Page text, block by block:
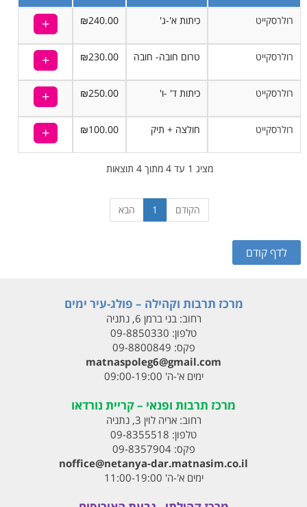
רולרסקייט כיתות א'-ג' ₪240.00
רולרסקייט טרום חובה- חובה ₪230.00
רולרסקייט כיתות ד' -ו' ₪250.00
רולרסקייט חולצה + תיק ₪100.00
מציג 1 עד 4 מתוך 4 תוצאות
הקודם 1 הבא
מרכז תרבות וקהילה – פולג-עיר ימים
רחוב:בני ברמן 6, נתניה
טלפון: 09-8850330
פקס: 09-8800849
matnaspoleg6@gmail.com
ימים א'-ה' 09:00-19:00
מרכז תרבות ופנאי – קריית נורדאו
רחוב:אריה לוין 3, נתניה
טלפון: 09-8355518
פקס:09-8357904
noffice@netanya-dar.matnasim.co.il
ימים א'-ה' 11:00-19:00